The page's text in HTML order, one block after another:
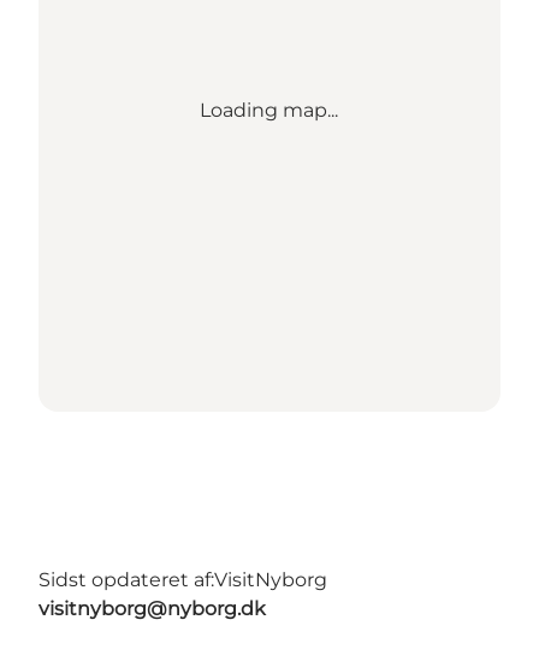
Loading map...
Sidst opdateret af:VisitNyborg
visitnyborg@nyborg.dk